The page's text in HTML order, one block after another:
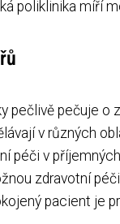
poliklinika míří
pečlivě pečuje o
v různých
péči v
zdravotní
pacient je